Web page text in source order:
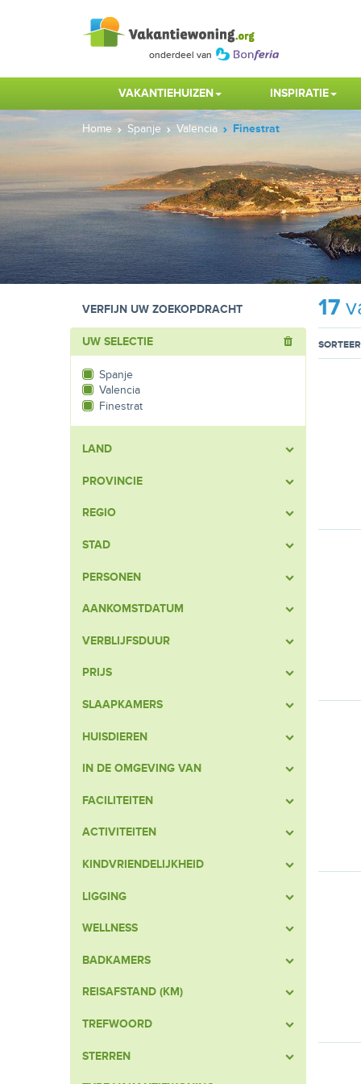
VAKANTIEHUIZEN INSPIRATIE
Home Spanje Valencia Finestrat
VERFIJN UW ZOEKOPDRACHT 17
UW SELECTIE
Spanje
Valencia
Finestrat
LAND
PROVINCIE
REGIO
STAD
PERSONEN
AANKOMSTDATUM
VERBLIJFSDUUR
PRIJS
SLAAPKAMERS
HUISDIEREN
IN DE OMGEVING VAN
FACILITEITEN
ACTIVITEITEN
KINDVRIENDELIJKHEID
LIGGING
WELLNESS
BADKAMERS
REISAFSTAND (KM)
TREFWOORD
STERREN